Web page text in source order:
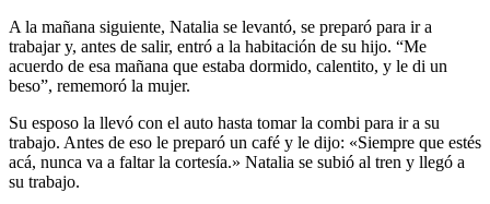
A la mañana siguiente, Natalia se levantó, se preparó para ir a
trabajar y, antes de salir, entró a la habitación de su hijo. “Me
acuerdo de esa mañana que estaba dormido, calentito, y le di un
beso”, rememoró la mujer.
Su esposo la llevó con el auto hasta tomar la combi para ir a su
trabajo. Antes de eso le preparó un café y le dijo: «Siempre que estés
acá, nunca va a faltar la cortesía.» Natalia se subió al tren y llegó a
su trabajo.